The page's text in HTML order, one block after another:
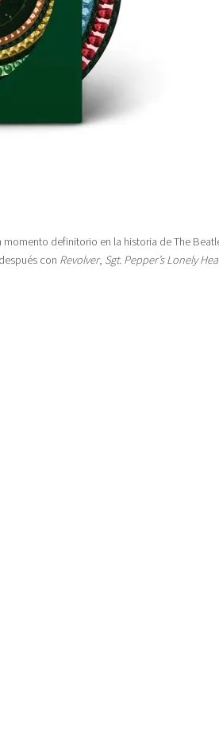
definitorio en la historia de The
con Revolver, Sgt. Pepper’s Lonely